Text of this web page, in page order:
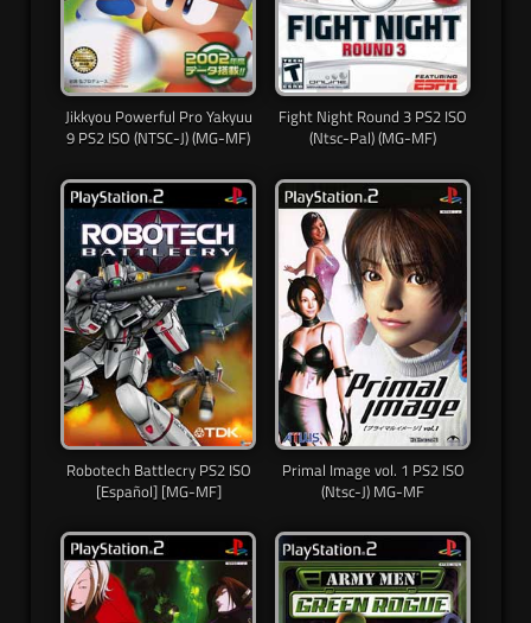
Jikkyou Powerful Pro Yakyuu
9 PS2 ISO (NTSC-J) (MG-MF)
Fight Night Round 3 PS2 ISO
(Ntsc-Pal) (MG-MF)
Robotech Battlecry PS2 ISO
[Español] [MG-MF]
Primal Image vol. 1 PS2 ISO
(Ntsc-J) MG-MF